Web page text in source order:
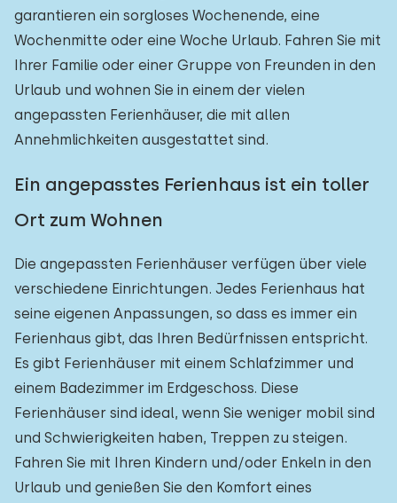
Einfamilienhaus
Ferienbauernhof 0
Villa
Ferienwohnung
Hausboot
Kindermöbel
Eingezäunter Garten
Spielgeräte im Garten
Hallenbad
Freibad 0
Kinderanimation
Kindereinrichtungen im Park
garantieren ein sorgloses Wochenende, eine
Wochenmitte oder eine Woche Urlaub. Fahren Sie mit
Ihrer Familie oder einer Gruppe von Freunden in den
Urlaub und wohnen Sie in einem der vielen
angepassten Ferienhäuser, die mit allen
Annehmlichkeiten ausgestattet sind.
Ein angepasstes Ferienhaus ist ein toller
Ort zum Wohnen
Die angepassten Ferienhäuser verfügen über viele
verschiedene Einrichtungen. Jedes Ferienhaus hat
seine eigenen Anpassungen, so dass es immer ein
Ferienhaus gibt, das Ihren Bedürfnissen entspricht.
Es gibt Ferienhäuser mit einem Schlafzimmer und
einem Badezimmer im Erdgeschoss. Diese
Ferienhäuser sind ideal, wenn Sie weniger mobil sind
und Schwierigkeiten haben, Treppen zu steigen.
Fahren Sie mit Ihren Kindern und/oder Enkeln in den
Urlaub und genießen Sie den Komfort eines